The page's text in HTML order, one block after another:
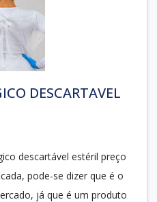
DESCARTAVEL
descartável estéril preço
pode-se dizer que é o
já que é um produto